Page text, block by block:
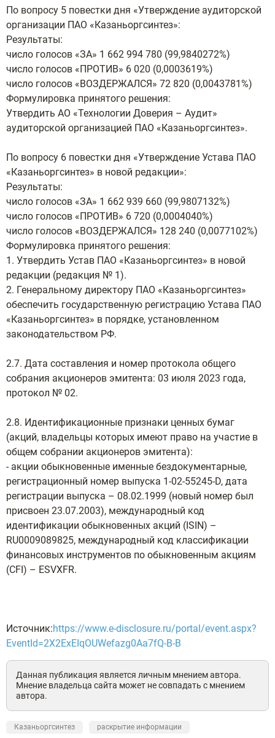
По вопросу 5 повестки дня «Утверждение аудиторской
организации ПАО «Казаньоргсинтез»:
Результаты:
число голосов «ЗА» 1 662 994 780 (99,9840272%)
число голосов «ПРОТИВ» 6 020 (0,0003619%)
число голосов «ВОЗДЕРЖАЛСЯ» 72 820 (0,0043781%)
Формулировка принятого решения:
Утвердить АО «Технологии Доверия – Аудит»
аудиторской организацией ПАО «Казаньоргсинтез».
По вопросу 6 повестки дня «Утверждение Устава ПАО
«Казаньоргсинтез» в новой редакции»:
Результаты:
число голосов «ЗА» 1 662 939 660 (99,9807132%)
число голосов «ПРОТИВ» 6 720 (0,0004040%)
число голосов «ВОЗДЕРЖАЛСЯ» 128 240 (0,0077102%)
Формулировка принятого решения:
1. Утвердить Устав ПАО «Казаньоргсинтез» в новой
редакции (редакция № 1).
2. Генеральному директору ПАО «Казаньоргсинтез»
обеспечить государственную регистрацию Устава ПАО
«Казаньоргсинтез» в порядке, установленном
законодательством РФ.
2.7. Дата составления и номер протокола общего
собрания акционеров эмитента: 03 июля 2023 года,
протокол № 02.
2.8. Идентификационные признаки ценных бумаг
(акций, владельцы которых имеют право на участие в
общем собрании акционеров эмитента):
- акции обыкновенные именные бездокументарные,
регистрационный номер выпуска 1-02-55245-D, дата
регистрации выпуска – 08.02.1999 (новый номер был
присвоен 23.07.2003), международный код
идентификации обыкновенных акций (ISIN) –
RU0009089825, международный код классификации
финансовых инструментов по обыкновенным акциям
(CFI) – ESVXFR.
Источник:https://www.e-disclosure.ru/portal/event.aspx?
EventId=2X2ExEIqOUWefazg0Aa7fQ-B-B
Данная публикация является личным мнением автора.
Мнение владельца сайта может не совпадать с мнением
автора.
Казаньоргсинтез раскрытие информации